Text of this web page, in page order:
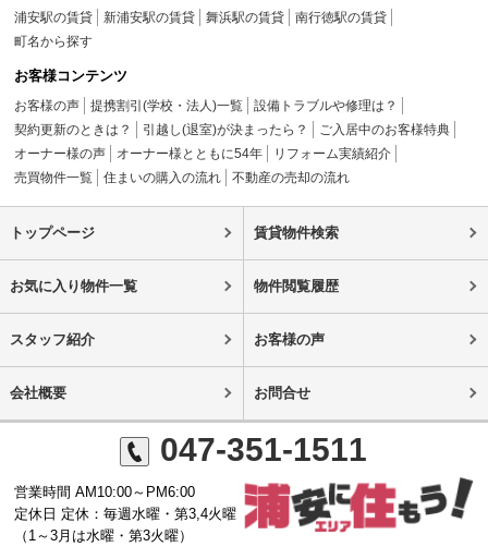
浦安駅の賃貸 新浦安駅の賃貸 舞浜駅の賃貸
南行徳駅の賃貸
町名から探す
お客様コンテンツ
お客様の声 提携割引(学校・法人)一覧
設備トラブルや修理は？
契約更新のときは？
引越し(退室)が決まったら？
ご入居中のお客様特典
オーナー様の声
オーナー様とともに54年
リフォーム実績紹介
売買物件一覧
住まいの購入の流れ 不動産の売却の流れ
トップページ 賃貸物件検索
お気に入り物件一覧 物件閲覧履歴
スタッフ紹介 お客様の声
会社概要 お問合せ
047-351-1511
営業時間 AM10:00～PM6:00
定休日 定休：毎週水曜・第3,4火曜
（1～3月は水曜・第3火曜）